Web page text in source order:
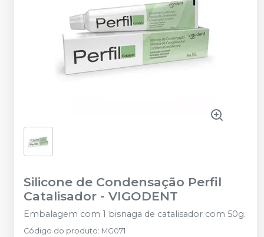
Silicone de Condensação Perfil
Catalisador - VIGODENT
Embalagem com 1 bisnaga de catalisador com 50g.
Código do produto: MG071